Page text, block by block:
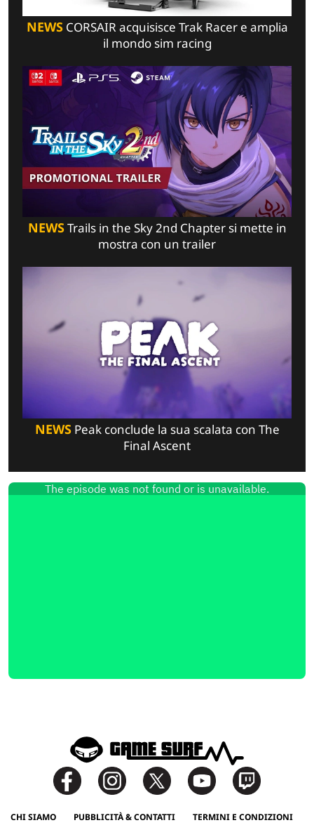
NEWSCORSAIR acquisisce Trak Racer e amplia
il mondo sim racing
NEWSTrails in the Sky 2nd Chapter si mette in
mostra con un trailer
NEWSPeak conclude la sua scalata con The
Final Ascent
CHI SIAMO PUBBLICITÀ & CONTATTI TERMINI E CONDIZIONI